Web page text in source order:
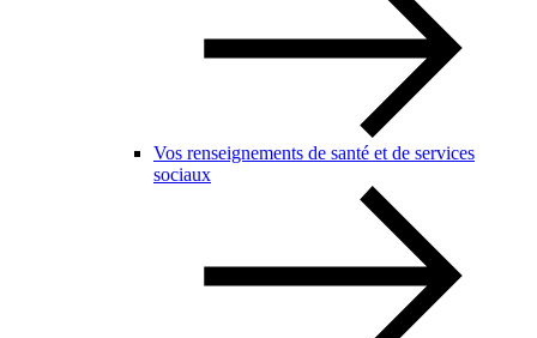
Vos renseignements de santé et de services
sociaux